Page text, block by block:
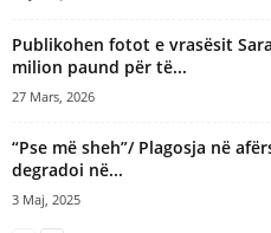
Publikohen fotot e vrasësit
milion paund për të...
27 Mars, 2026
“Pse më sheh”/ Plagosja në
degradoi në...
3 Maj, 2025